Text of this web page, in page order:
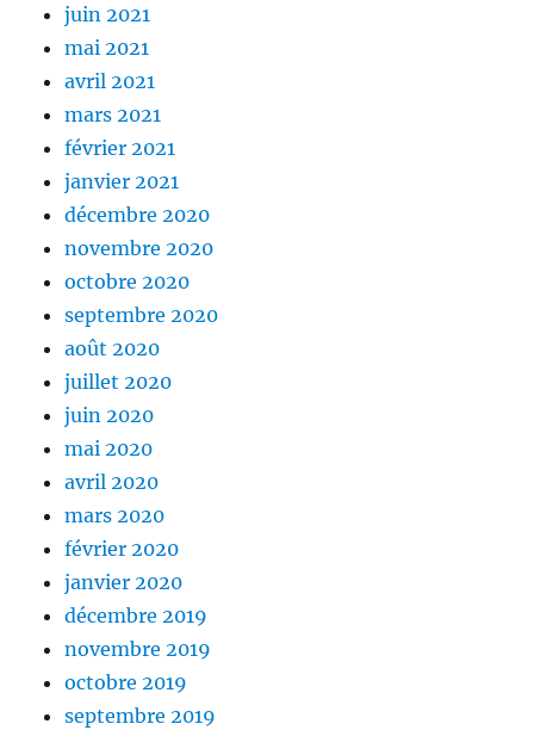
juin 2021
mai 2021
avril 2021
mars 2021
février 2021
janvier 2021
décembre 2020
novembre 2020
octobre 2020
septembre 2020
août 2020
juillet 2020
juin 2020
mai 2020
avril 2020
mars 2020
février 2020
janvier 2020
décembre 2019
novembre 2019
octobre 2019
septembre 2019